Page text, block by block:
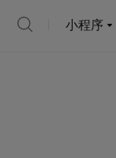
小程序